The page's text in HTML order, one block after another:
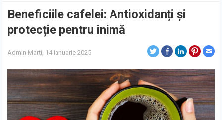
Beneficiile cafelei: Antioxidanți și
protecție pentru inimă
Admin Marți, 14 Ianuarie 2025